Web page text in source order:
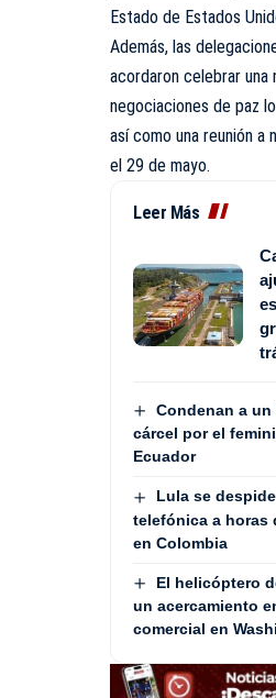
Estado de Estados
Además, las
acordaron celebrar una
negociaciones de paz
así como una reunión a
el 29 de mayo.
Leer Más
Condenan a un
cárcel por el
Ecuador
Lula se
telefónica a horas
en Colombia
El helicóptero
un acercamiento
comercial en